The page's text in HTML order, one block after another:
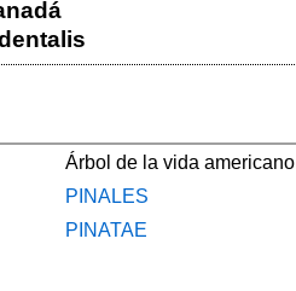
Árbol de la vida americano
PINALES
PINATAE